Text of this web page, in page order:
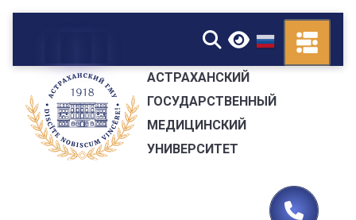
▼
АСТРАХАНСКИЙ
ГОСУДАРСТВЕННЫЙ
МЕДИЦИНСКИЙ
УНИВЕРСИТЕТ